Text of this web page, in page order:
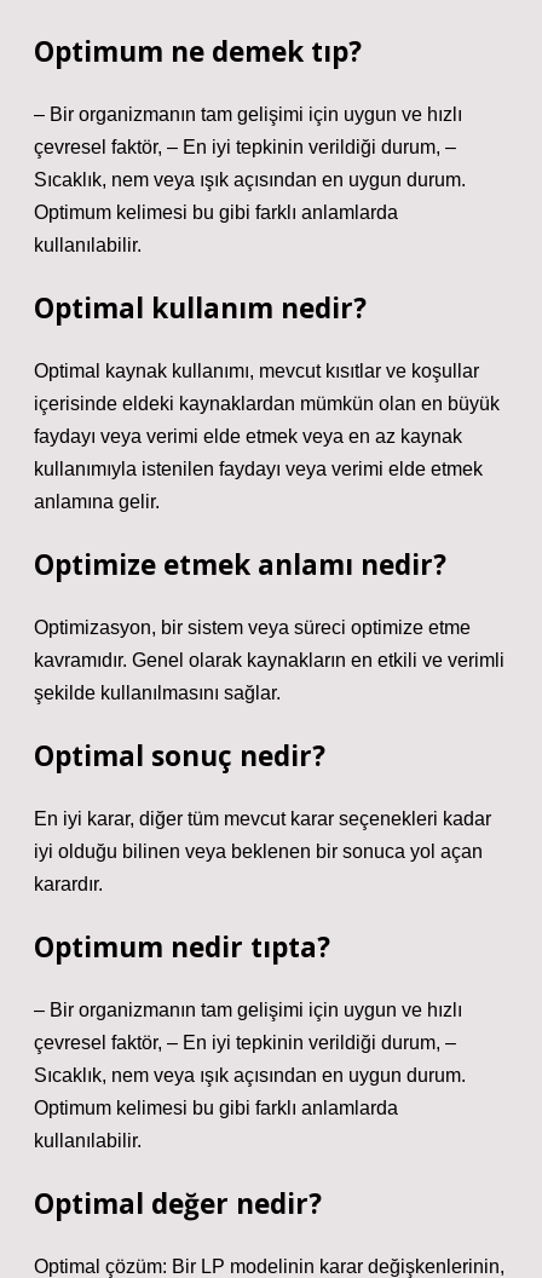
Optimum ne demek tıp?
– Bir organizmanın tam gelişimi için uygun ve hızlı
çevresel faktör, – En iyi tepkinin verildiği durum, –
Sıcaklık, nem veya ışık açısından en uygun durum.
Optimum kelimesi bu gibi farklı anlamlarda
kullanılabilir.
Optimal kullanım nedir?
Optimal kaynak kullanımı, mevcut kısıtlar ve koşullar
içerisinde eldeki kaynaklardan mümkün olan en büyük
faydayı veya verimi elde etmek veya en az kaynak
kullanımıyla istenilen faydayı veya verimi elde etmek
anlamına gelir.
Optimize etmek anlamı nedir?
Optimizasyon, bir sistem veya süreci optimize etme
kavramıdır. Genel olarak kaynakların en etkili ve verimli
şekilde kullanılmasını sağlar.
Optimal sonuç nedir?
En iyi karar, diğer tüm mevcut karar seçenekleri kadar
iyi olduğu bilinen veya beklenen bir sonuca yol açan
karardır.
Optimum nedir tıpta?
– Bir organizmanın tam gelişimi için uygun ve hızlı
çevresel faktör, – En iyi tepkinin verildiği durum, –
Sıcaklık, nem veya ışık açısından en uygun durum.
Optimum kelimesi bu gibi farklı anlamlarda
kullanılabilir.
Optimal değer nedir?
Optimal çözüm: Bir LP modelinin karar değişkenlerinin,